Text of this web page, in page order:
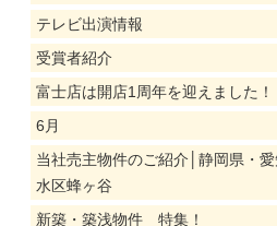
テレビ出演情報
受賞者紹介
富士店は開店1周年を迎えました！
6月
当社売主物件のご紹介│静岡県・
水区蜂ヶ谷
新築・築浅物件 特集！